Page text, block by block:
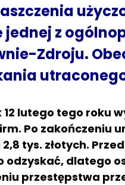
jednej z
Zdroju.
lutego tego roku
Po zakończeniu
tys. złotych.
odzyskać, dlatego
przestępstwa